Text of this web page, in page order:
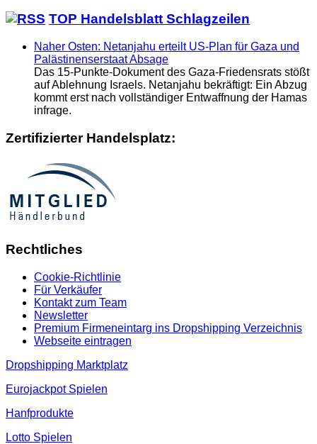
TOP Handelsblatt Schlagzeilen
Naher Osten: Netanjahu erteilt US-Plan für Gaza und
Palästinenserstaat Absage
Das 15-Punkte-Dokument des Gaza-Friedensrats stößt
auf Ablehnung Israels. Netanjahu bekräftigt: Ein Abzug
kommt erst nach vollständiger Entwaffnung der Hamas
infrage.
Zertifizierter Handelsplatz:
Rechtliches
Cookie-Richtlinie
Für Verkäufer
Kontakt zum Team
Newsletter
Premium Firmeneintarg ins Dropshipping Verzeichnis
Webseite eintragen
Dropshipping Marktplatz
Eurojackpot Spielen
Hanfprodukte
Lotto Spielen